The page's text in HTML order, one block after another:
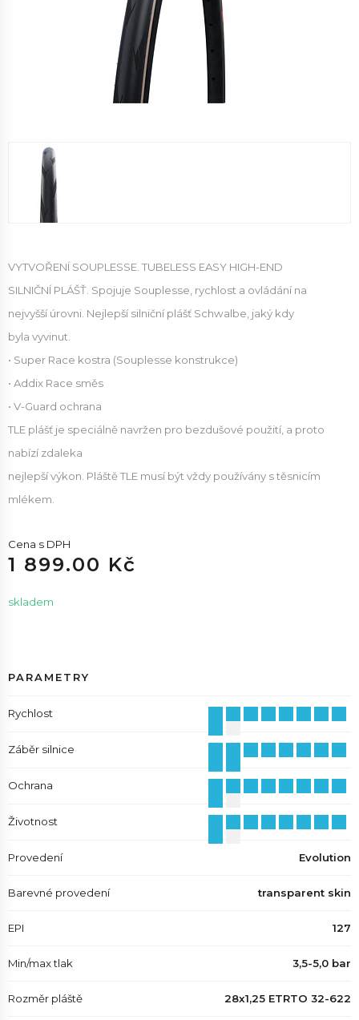
VYTVOŘENÍ SOUPLESSE. TUBELESS EASY HIGH-END
SILNIČNÍ PLÁŠŤ. Spojuje Souplesse, rychlost a ovládání na
nejvyšší úrovni. Nejlepší silniční plášť Schwalbe, jaký kdy
byla vyvinut.
• Super Race kostra (Souplesse konstrukce)
• Addix Race směs
• V-Guard ochrana
TLE plášť je speciálně navržen pro bezdušové použití, a proto
nabízí zdaleka
nejlepší výkon. Pláště TLE musí být vždy používány s těsnicím
mlékem.
Cena s DPH
1 899.00 Kč
skladem
PARAMETRY
Rychlost
Záběr silnice
Ochrana
Životnost
Provedení Evolution
Barevné provedení transparent skin
EPI 127
Min/max tlak 3,5-5,0 bar
Rozměr pláště 28x1,25 ETRTO 32-622